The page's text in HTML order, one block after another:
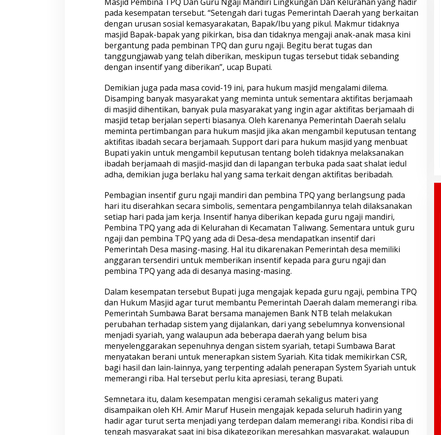
pada kesempatan tersebut. “Setengah dari tugas Pemerintah Daerah yang berkaitan
dengan urusan sosial kemasyarakatan, Bapak/Ibu yang pikul. Makmur tidaknya
masjid Bapak-bapak yang pikirkan, bisa dan tidaknya mengaji anak-anak masa kini
bergantung pada pembinan TPQ dan guru ngaji. Begitu berat tugas dan
tanggungjawab yang telah diberikan, meskipun tugas tersebut tidak sebanding
dengan insentif yang diberikan”, ucap Bupati.
Demikian juga pada masa covid-19 ini, para hukum masjid mengalami dilema.
Disamping banyak masyarakat yang meminta untuk sementara aktifitas berjamaah
di masjid dihentikan, banyak pula masyarakat yang ingin agar aktifitas berjamaah di
masjid tetap berjalan seperti biasanya. Oleh karenanya Pemerintah Daerah selalu
meminta pertimbangan para hukum masjid jika akan mengambil keputusan tentang
aktifitas ibadah secara berjamaah. Support dari para hukum masjid yang menbuat
Bupati yakin untuk mengambil keputusan tentang boleh tidaknya melaksanakan
ibadah berjamaah di masjid-masjid dan di lapangan terbuka pada saat shalat iedul
adha, demikian juga berlaku hal yang sama terkait dengan aktifitas beribadah.
Pembagian insentif guru ngaji mandiri dan pembina TPQ yang berlangsung pada
hari itu diserahkan secara simbolis, sementara pengambilannya telah dilaksanakan
setiap hari pada jam kerja. Insentif hanya diberikan kepada guru ngaji mandiri,
Pembina TPQ yang ada di Kelurahan di Kecamatan Taliwang. Sementara untuk guru
ngaji dan pembina TPQ yang ada di Desa-desa mendapatkan insentif dari
Pemerintah Desa masing-masing. Hal itu dikarenakan Pemerintah desa memiliki
anggaran tersendiri untuk memberikan insentif kepada para guru ngaji dan
pembina TPQ yang ada di desanya masing-masing.
Dalam kesempatan tersebut Bupati juga mengajak kepada guru ngaji, pembina TPQ
dan Hukum Masjid agar turut membantu Pemerintah Daerah dalam memerangi riba.
Pemerintah Sumbawa Barat bersama manajemen Bank NTB telah melakukan
perubahan terhadap sistem yang dijalankan, dari yang sebelumnya konvensional
menjadi syariah, yang walaupun ada beberapa daerah yang belum bisa
menyelenggarakan sepenuhnya dengan sistem syariah, tetapi Sumbawa Barat
menyatakan berani untuk menerapkan sistem Syariah. Kita tidak memikirkan CSR,
bagi hasil dan lain-lainnya, yang terpenting adalah penerapan System Syariah untuk
memerangi riba. Hal tersebut perlu kita apresiasi, terang Bupati.
Semnetara itu, dalam kesempatan mengisi ceramah sekaligus materi yang
disampaikan oleh KH. Amir Maruf Husein mengajak kepada seluruh hadirin yang
hadir agar turut serta menjadi yang terdepan dalam memerangi riba. Kondisi riba di
tengah masyarakat saat ini bisa dikategorikan meresahkan masyarakat. walaupun